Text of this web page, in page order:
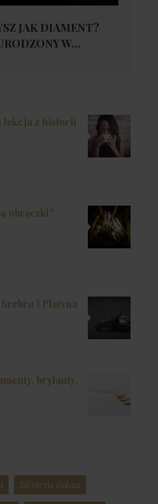
JAK DIAMENT?
W...
lekcja z historii
obrączki?
i Platyna
brylanty,
Biżuteria ślubna